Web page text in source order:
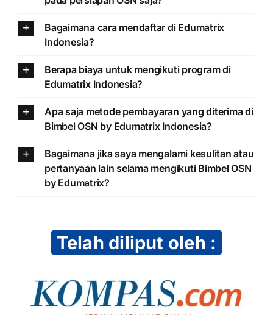
Bagaimana cara mendaftar di Edumatrix
Indonesia?
Berapa biaya untuk mengikuti program di
Edumatrix Indonesia?
Apa saja metode pembayaran yang diterima di
Bimbel OSN by Edumatrix Indonesia?
Bagaimana jika saya mengalami kesulitan atau
pertanyaan lain selama mengikuti Bimbel OSN
by Edumatrix?
Telah diliput oleh :